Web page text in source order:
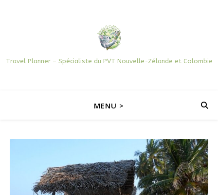
Travel Planner – Spécialiste du PVT Nouvelle-Zélande et Colombie
MENU >